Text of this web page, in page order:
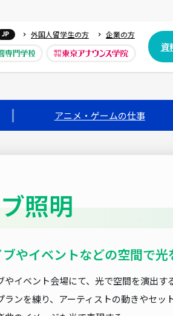
JP 外国人留学生の方 企業の方
資
アニメ・ゲームの仕事
照明
ブやイベントなどの空間で
やイベント会場にて、光で空間を演出
ランを練り、アーティストの動きやセッ